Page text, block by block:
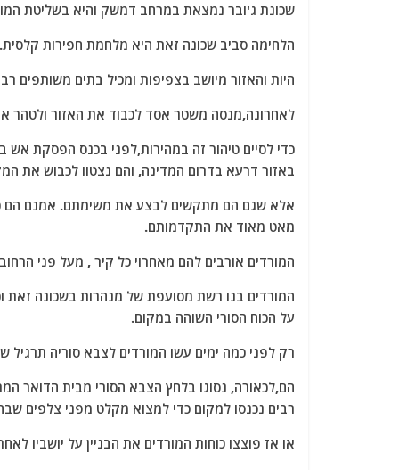
at
s
A
p
p
e
g
ra
m
ai
l
itt
er
c
e
b
o
o
k
שכונת ג'ובר נמצאת במרחב דמשק והיא בשליטת
הלחימה סביב שכונה זאת היא מלחמת חפירות קלסית.
היות והאזור מיושב בצפיפות ומכיל בתים משותפים
לאחרונה,מנסה משטר אסד לכבוד את האזור ולטהר
באזור דרעא בדרום המדינה, והם נצטוו לכבוש את
אלא שגם הם מתקשים לבצע את משימתם. אמנם הם כל
מאט מאוד את התקדמותם.
המורדים אורבים להם מאחרוי כל קיר , מעל פני
המורדים בנו רשת מסועפת של מנהרות בשכונה זאת
על הכוח הסורי השוהה במקום.
רק לפני כמה ימים עשו המורדים לצבא סוריה
הם,לכאורה, נסוגו בלחץ הצבא הסורי מבית הדואר
רבים נכנסו למקום כדי למצוא מקלט מפני צלפים
או אז פוצצו כוחות המורדים את הבניין על יושביו